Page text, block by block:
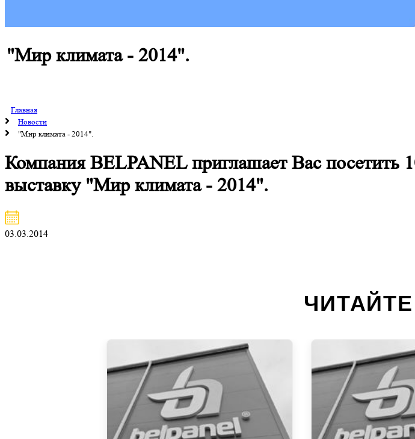
"Мир климата - 2014".
Главная
Новости
"Мир климата - 2014".
Компания BELPANEL приглашает Вас
выставку "Мир климата - 2014".
03.03.2014